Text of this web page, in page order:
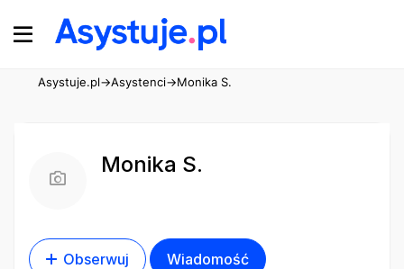
Asystuje.pl→Asystenci→Monika S.
Monika S.
Obserwuj Wiadomość